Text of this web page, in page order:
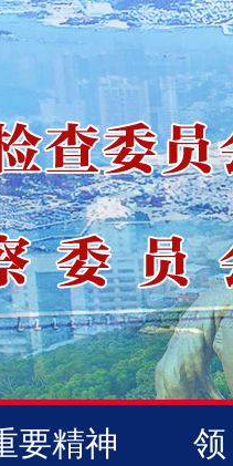
要精神 领